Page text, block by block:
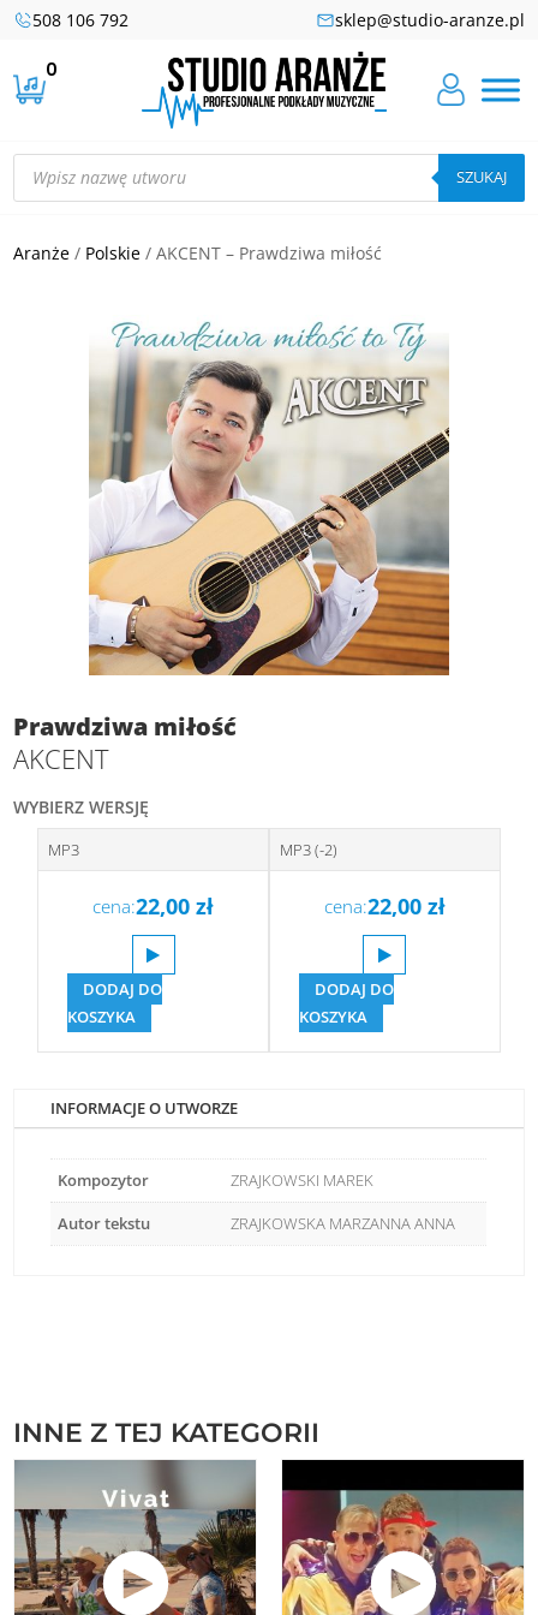
508 106 792 sklep@studio-aranze.pl
0
Wyszukiwarka
produktów SZUKAJ
Aranże / Polskie / AKCENT – Prawdziwa miłość
Prawdziwa miłość
AKCENT
WYBIERZ WERSJĘ
MP3
cena:22,00zł
DODAJ DO
KOSZYKA
MP3 (-2)
cena:22,00 zł
DODAJ DO
KOSZYKA
INFORMACJE O UTWORZE
Kompozytor
ZRAJKOWSKI MAREK
Autor tekstu
ZRAJKOWSKA MARZANNA ANNA
INNE Z TEJ KATEGORII